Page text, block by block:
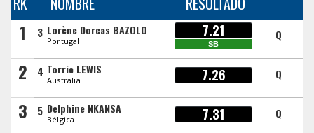
1 3 Lorène Dorcas BAZOLO
Portugal
7.21
SB
Q
2 4 Torrie LEWIS
Australia 7.26 Q
3 5 Delphine NKANSA
Bélgica 7.31 Q